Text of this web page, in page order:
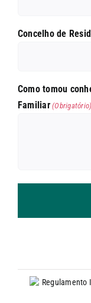
Concelho de
Como tomou
Familiar (Obrigatório)
Regulamento